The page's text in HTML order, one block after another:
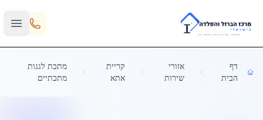
Skip to main content
דף
הבית
אזורי
שירות
קריית
אתא
מתכת לגגות
מתכתיים